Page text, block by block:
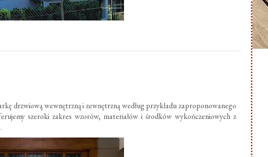
drzwiową wewnętrzną i zewnętrzną według przykładu zaproponowanego
szeroki zakres wzorów, materiałów i środków wykończeniowych z